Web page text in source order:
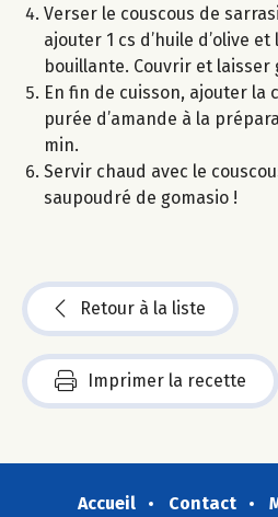
Verser le couscous de
ajouter 1 cs d’huile d’olive
bouillante. Couvrir et laisser
En fin de cuisson, ajouter la
purée d’amande à la
min.
Servir chaud avec le
saupoudré de gomasio !
Retour à la liste
Imprimer la recette
Accueil Contact